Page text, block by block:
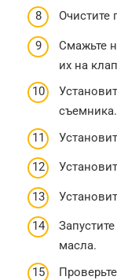
Очистите
Смажьте
их на
съемника.
масла.